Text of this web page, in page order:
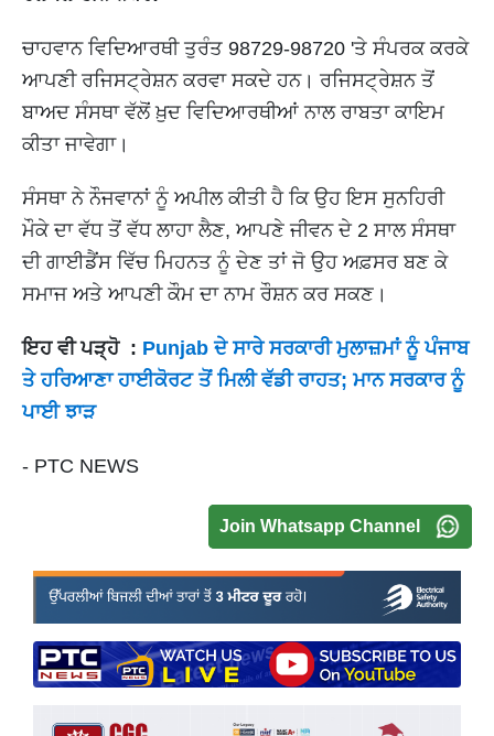
ਚਾਹਵਾਨ ਵਿਦਿਆਰਥੀ ਤੁਰੰਤ 98729-98720 'ਤੇ ਸੰਪਰਕ ਕਰਕੇ
ਆਪਣੀ ਰਜਿਸਟ੍ਰੇਸ਼ਨ ਕਰਵਾ ਸਕਦੇ ਹਨ। ਰਜਿਸਟ੍ਰੇਸ਼ਨ ਤੋਂ
ਬਾਅਦ ਸੰਸਥਾ ਵੱਲੋਂ ਖ਼ੁਦ ਵਿਦਿਆਰਥੀਆਂ ਨਾਲ ਰਾਬਤਾ ਕਾਇਮ
ਕੀਤਾ ਜਾਵੇਗਾ।
ਸੰਸਥਾ ਨੇ ਨੌਜਵਾਨਾਂ ਨੂੰ ਅਪੀਲ ਕੀਤੀ ਹੈ ਕਿ ਉਹ ਇਸ ਸੁਨਹਿਰੀ
ਮੌਕੇ ਦਾ ਵੱਧ ਤੋਂ ਵੱਧ ਲਾਹਾ ਲੈਣ, ਆਪਣੇ ਜੀਵਨ ਦੇ 2 ਸਾਲ ਸੰਸਥਾ
ਦੀ ਗਾਈਡੈਂਸ ਵਿੱਚ ਮਿਹਨਤ ਨੂੰ ਦੇਣ ਤਾਂ ਜੋ ਉਹ ਅਫ਼ਸਰ ਬਣ ਕੇ
ਸਮਾਜ ਅਤੇ ਆਪਣੀ ਕੌਮ ਦਾ ਨਾਮ ਰੌਸ਼ਨ ਕਰ ਸਕਣ।
ਇਹ ਵੀ ਪੜ੍ਹੋ : Punjab ਦੇ ਸਾਰੇ ਸਰਕਾਰੀ ਮੁਲਾਜ਼ਮਾਂ ਨੂੰ ਪੰਜਾਬ
ਤੇ ਹਰਿਆਣਾ ਹਾਈਕੋਰਟ ਤੋਂ ਮਿਲੀ ਵੱਡੀ ਰਾਹਤ; ਮਾਨ ਸਰਕਾਰ ਨੂੰ
ਪਾਈ ਝਾੜ
- PTC NEWS
Join Whatsapp Channel